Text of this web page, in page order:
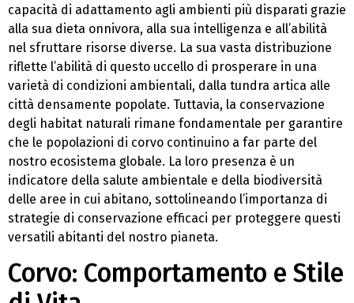
capacità di adattamento agli ambienti più disparati grazie
alla sua dieta onnivora, alla sua intelligenza e all’abilità
nel sfruttare risorse diverse. La sua vasta distribuzione
riflette l’abilità di questo uccello di prosperare in una
varietà di condizioni ambientali, dalla tundra artica alle
città densamente popolate. Tuttavia, la conservazione
degli habitat naturali rimane fondamentale per garantire
che le popolazioni di corvo continuino a far parte del
nostro ecosistema globale. La loro presenza è un
indicatore della salute ambientale e della biodiversità
delle aree in cui abitano, sottolineando l’importanza di
strategie di conservazione efficaci per proteggere questi
versatili abitanti del nostro pianeta.
Corvo: Comportamento e Stile